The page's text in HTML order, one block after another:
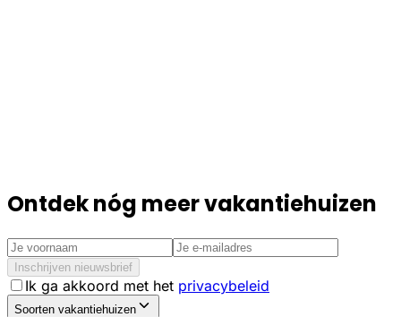
Ontdek nóg meer vakantiehuizen
Inschrijven nieuwsbrief
Ik ga akkoord met het privacybeleid
Soorten vakantiehuizen